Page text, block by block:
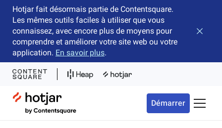
Hotjar fait désormais partie de Contentsquare.
Les mêmes outils faciles à utiliser que vous
connaissez, avec encore plus de moyens pour
comprendre et améliorer votre site web ou votre
application. En savoir plus.
Hotjar Logo
Démarrer